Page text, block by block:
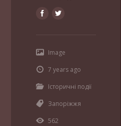
Image
7 years ago
Історичні події
Запоріжжя
562